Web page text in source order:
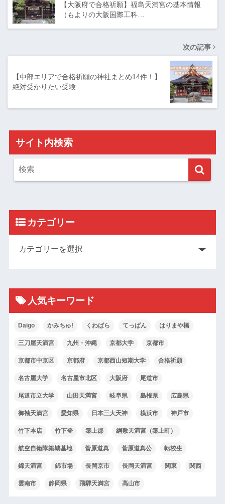
【大阪府で合格祈願】福島天満宮の基本情報
（もよりの大阪国際工科…
次の記事
【中部エリアで合格祈願の神社まとめ14件！】
絶対受かりたい受験…
サイト内検索
カテゴリー
人気キーワード
Daigo かみちゅ! くわばら てっぱん はりまや橋
三刀屋天満宮 九州・沖縄 京都大学 京都市
京都市中京区 京都府 京都西山短期大学 合格祈願
名古屋大学 名古屋市北区 大阪府 尾道市
尾道市立大学 山田天満宮 岐阜県 島根県 広島県
御袖天満宮 愛知県 日本三大天神 横浜市 神戸市
竹下本店 竹下登 築上郡 綱敷天満宮（築上町）
航空自衛隊築城基地 菅原道真 菅原道真公 転校生
錦天満宮 錦市場 長岡京市 長岡天満宮 関東 関西
雲南市 静岡県 飛騨天満宮 高山市